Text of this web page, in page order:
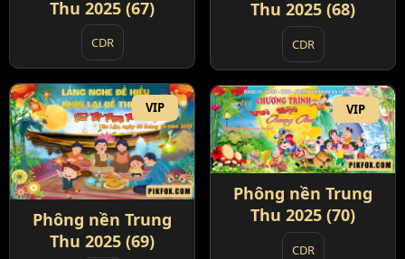
Thu 2025 (67)
CDR
Thu 2025 (68)
CDR
VIP
Phông nền Trung
Thu 2025 (69)
VIP
Phông nền Trung
Thu 2025 (70)
CDR